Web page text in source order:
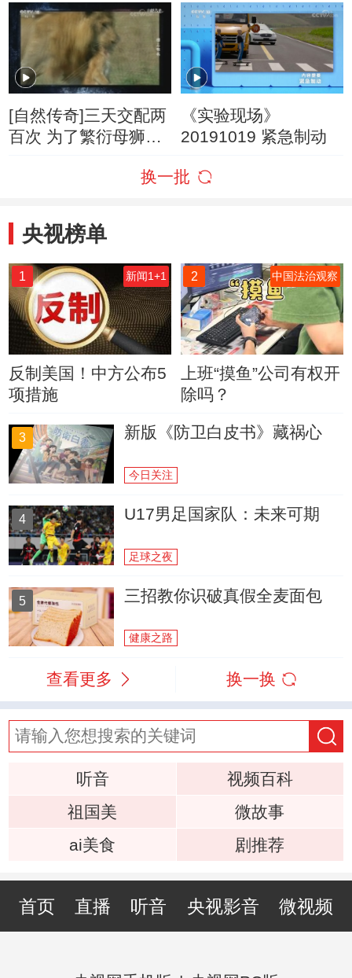
奋力大决斗
的海洋猎手！
[自然传奇]三天交配两
百次 为了繁衍母狮子
《实验现场》
20191019 紧急制动
换一批
央视榜单
1 新闻1+1
反制美国！中方公布5
项措施
2 中国法治观察
上班“摸鱼”公司有权开
除吗？
3 新版《防卫白皮书》藏祸心
今日关注
4 U17男足国家队：未来可期
足球之夜
5 三招教你识破真假全麦面包
健康之路
查看更多 换一换
听音
视频百科
祖国美
微故事
ai美食
剧推荐
首页 直播 听音 央视影音 微视频